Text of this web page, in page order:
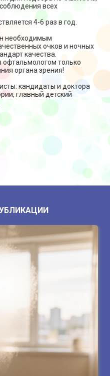
всех
4-6 раз в год.
необходимым
очков и ночных
качества.
офтальмологом только
органа зрения!
кандидаты и доктора
главный детский